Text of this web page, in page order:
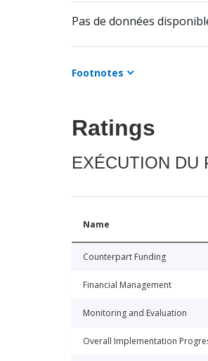
Pas de données
Footnotes
Ratings
EXÉCUTION DU
Name
Counterpart Funding
Financial Management
Monitoring and Evaluation
Overall Implementation